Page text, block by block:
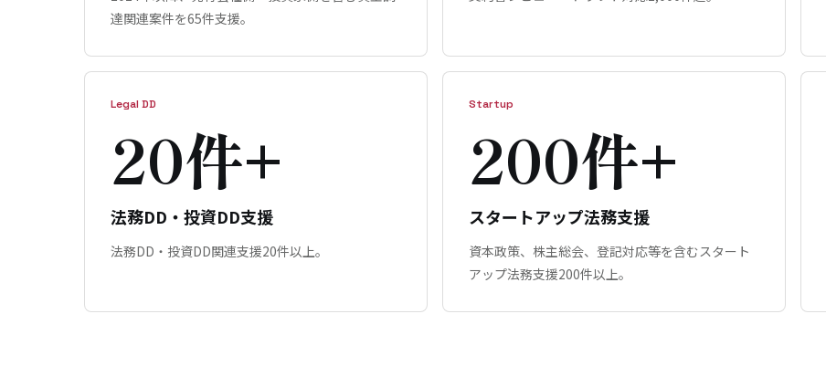
達関連案件を65件支援。
Legal DD
20件+
法務DD・投資DD支援
法務DD・投資DD関連支援20件以上。
Startup
200件+
スタートアップ法務支援
資本政策、株主総会、登記対応等を含むスタート
アップ法務支援200件以上。